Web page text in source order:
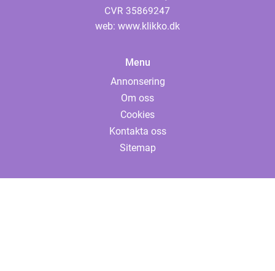
web: www.klikko.dk
Menu
Annonsering
Om oss
Cookies
Kontakta oss
Sitemap